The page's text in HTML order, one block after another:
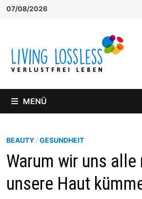
Zum
07/08/2026
MENÜ
BEAUTY/GESUNDHEIT
Warum wir uns alle
unsere Haut